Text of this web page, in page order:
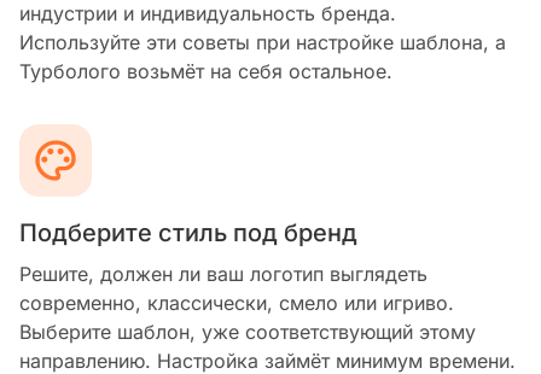
индустрии и индивидуальность бренда.
Используйте эти советы при настройке шаблона, а
Турболого возьмёт на себя остальное.
Подберите стиль под бренд
Решите, должен ли ваш логотип выглядеть
современно, классически, смело или игриво.
Выберите шаблон, уже соответствующий этому
направлению. Настройка займёт минимум времени.